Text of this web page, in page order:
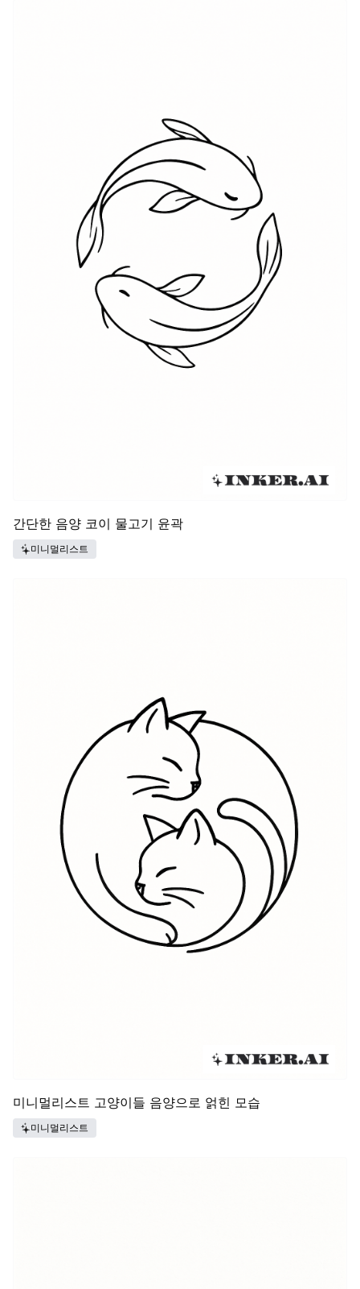
간단한 음양 코이 물고기 윤곽
미니멀리스트
미니멀리스트 고양이들 음양으로 얽힌 모습
미니멀리스트